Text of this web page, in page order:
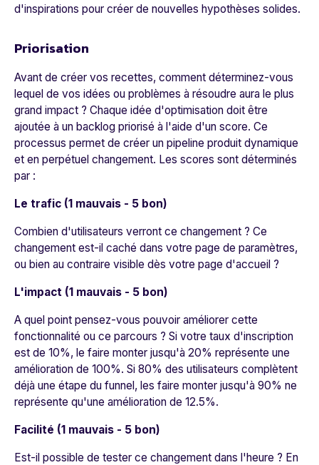
d'inspirations pour créer de nouvelles hypothèses solides.
Priorisation
Avant de créer vos recettes, comment déterminez-vous
lequel de vos idées ou problèmes à résoudre aura le plus
grand impact ? Chaque idée d'optimisation doit être
ajoutée à un backlog priorisé à l'aide d'un score. Ce
processus permet de créer un pipeline produit dynamique
et en perpétuel changement. Les scores sont déterminés
par :
Le trafic (1 mauvais - 5 bon)
Combien d'utilisateurs verront ce changement ? Ce
changement est-il caché dans votre page de paramètres,
ou bien au contraire visible dès votre page d'accueil ?
L'impact (1 mauvais - 5 bon)
A quel point pensez-vous pouvoir améliorer cette
fonctionnalité ou ce parcours ? Si votre taux d'inscription
est de 10%, le faire monter jusqu'à 20% représente une
amélioration de 100%. Si 80% des utilisateurs complètent
déjà une étape du funnel, les faire monter jusqu'à 90% ne
représente qu'une amélioration de 12.5%.
Facilité (1 mauvais - 5 bon)
Est-il possible de tester ce changement dans l'heure ? En